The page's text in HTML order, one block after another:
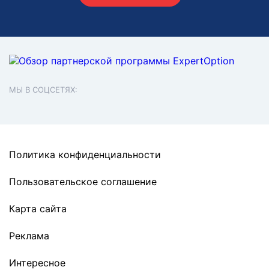
МЫ В СОЦСЕТЯХ:
Политика конфиденциальности
Пользовательское соглашение
Карта сайта
Реклама
Интересное